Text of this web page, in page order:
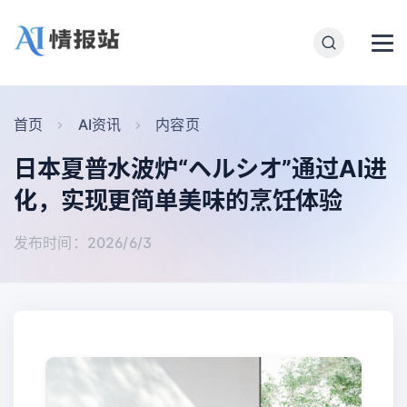
首页 AI资讯 内容页
日本夏普水波炉“ヘルシオ”通过AI进
化，实现更简单美味的烹饪体验
发布时间：2026/6/3